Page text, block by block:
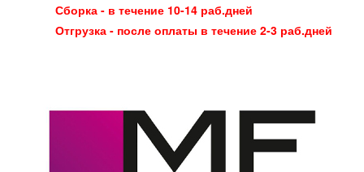
Сборка - в течение 10-14 раб.дней
Отгрузка - после оплаты в течение 2-3 раб.дней